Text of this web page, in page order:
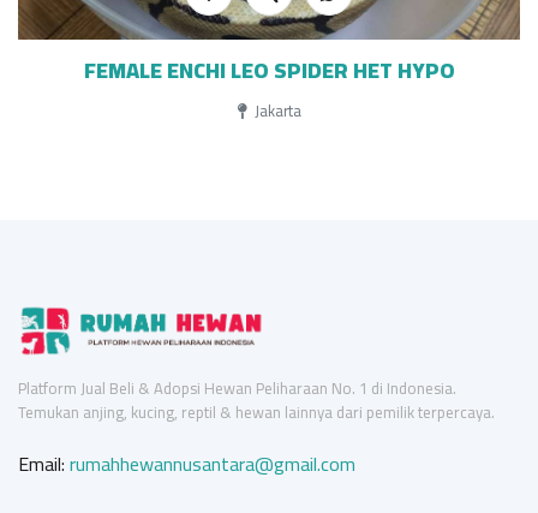
FEMALE ENCHI LEO SPIDER HET HYPO
Jakarta
Platform Jual Beli & Adopsi Hewan Peliharaan No. 1 di Indonesia.
Temukan anjing, kucing, reptil & hewan lainnya dari pemilik terpercaya.
Email:rumahhewannusantara@gmail.com